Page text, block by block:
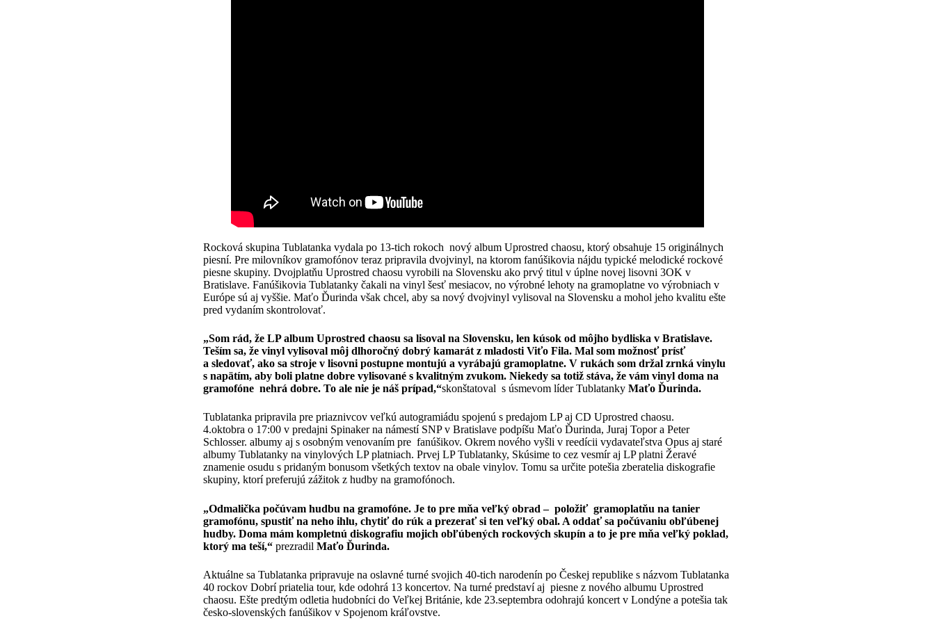
Rocková skupina Tublatanka vydala po 13-tich rokoch nový album Uprostred chaosu, ktorý obsahuje 15 originálnych
piesní. Pre milovníkov gramofónov teraz pripravila dvojvinyl, na ktorom fanúšikovia nájdu typické melodické rockové
piesne skupiny. Dvojplatňu Uprostred chaosu vyrobili na Slovensku ako prvý titul v úplne novej lisovni 3OK v
Bratislave. Fanúšikovia Tublatanky čakali na vinyl šesť mesiacov, no výrobné lehoty na gramoplatne vo výrobniach v
Európe sú aj vyššie. Maťo Ďurinda však chcel, aby sa nový dvojvinyl vylisoval na Slovensku a mohol jeho kvalitu ešte
pred vydaním skontrolovať.
„Som rád, že LP album Uprostred chaosu sa lisoval na Slovensku, len kúsok od môjho bydliska v Bratislave.
Teším sa, že vinyl vylisoval môj dlhoročný dobrý kamarát z mladosti Viťo Fila. Mal som možnosť prísť
a sledovať, ako sa stroje v lisovni postupne montujú a vyrábajú gramoplatne. V rukách som držal zrnká vinylu
s napätím, aby boli platne dobre vylisované s kvalitným zvukom. Niekedy sa totiž stáva, že vám vinyl doma na
gramofóne nehrá dobre. To ale nie je náš prípad,“skonštatoval s úsmevom líder Tublatanky Maťo Ďurinda.
Tublatanka pripravila pre priaznivcov veľkú autogramiádu spojenú s predajom LP aj CD Uprostred chaosu.
4.oktobra o 17:00 v predajni Spinaker na námestí SNP v Bratislave podpíšu Maťo Ďurinda, Juraj Topor a Peter
Schlosser. albumy aj s osobným venovaním pre fanúšikov. Okrem nového vyšli v reedícii vydavateľstva Opus aj staré
albumy Tublatanky na vinylových LP platniach. Prvej LP Tublatanky, Skúsime to cez vesmír aj LP platni Žeravé
znamenie osudu s pridaným bonusom všetkých textov na obale vinylov. Tomu sa určite potešia zberatelia diskografie
skupiny, ktorí preferujú zážitok z hudby na gramofónoch.
„Odmalička počúvam hudbu na gramofóne. Je to pre mňa veľký obrad – položiť gramoplatňu na tanier
gramofónu, spustiť na neho ihlu, chytiť do rúk a prezerať si ten veľký obal. A oddať sa počúvaniu obľúbenej
hudby. Doma mám kompletnú diskografiu mojich obľúbených rockových skupín a to je pre mňa veľký poklad,
ktorý ma teší,“ prezradil Maťo Ďurinda.
Aktuálne sa Tublatanka pripravuje na oslavné turné svojich 40-tich narodenín po Českej republike s názvom Tublatanka
40 rockov Dobrí priatelia tour, kde odohrá 13 koncertov. Na turné predstaví aj piesne z nového albumu Uprostred
chaosu. Ešte predtým odletia hudobníci do Veľkej Británie, kde 23.septembra odohrajú koncert v Londýne a potešia tak
česko-slovenských fanúšikov v Spojenom kráľovstve.